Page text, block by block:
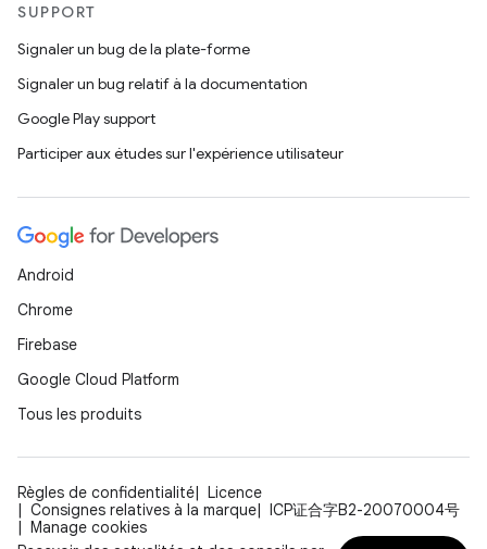
SUPPORT
Signaler un bug de la plate-forme
Signaler un bug relatif à la documentation
Google Play support
Participer aux études sur l'expérience utilisateur
Android
Chrome
Firebase
Google Cloud Platform
Tous les produits
Règles de confidentialité
Licence
Consignes relatives à la marque
ICP证合字B2-20070004号
Manage cookies